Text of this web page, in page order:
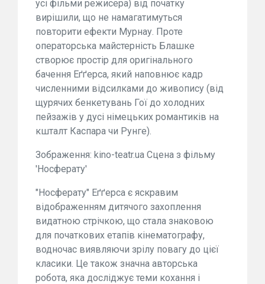
усі фільми режисера) від початку
вирішили, що не намагатимуться
повторити ефекти Мурнау. Проте
операторська майстерність Блашке
створює простір для оригінального
бачення Еґґерса, який наповнює кадр
численними відсилками до живопису (від
щурячих бенкетувань Гої до холодних
пейзажів у дусі німецьких романтиків на
кшталт Каспара чи Рунге).
Зображення: kino-teatr.ua Сцена з фільму
'Носферату'
"Носферату" Еґґерса є яскравим
відображенням дитячого захоплення
видатною стрічкою, що стала знаковою
для початкових етапів кінематографу,
водночас виявляючи зрілу повагу до цієї
класики. Це також значна авторська
робота, яка досліджує теми кохання і